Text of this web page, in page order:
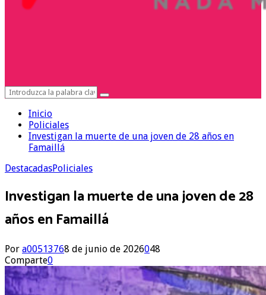
Search
for:
Search
Inicio
Policiales
Investigan la muerte de una joven de 28 años en
Famaillá
DestacadasPoliciales
Investigan la muerte de una joven de 28
años en Famaillá
Por a00513768 de junio de 2026048
Comparte0